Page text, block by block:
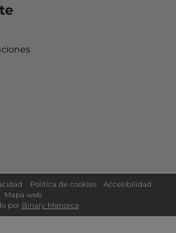
Política de cookies
Accesibilidad
Mapa web
por Binary Menorca